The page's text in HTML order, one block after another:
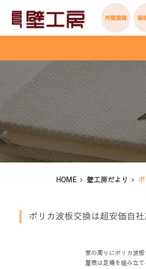
外壁塗装 屋
HOME 壁工房だより
ポリカ波板交換は超安価自社
家の周りにポリカ波板
屋根は足場を組み立て